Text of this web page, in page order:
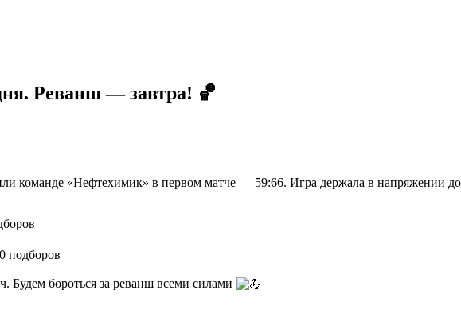
Реванш — завтра! 🏀
команде «Нефтехимик» в первом матче — 59:66. Игра держала в напряжении до
подборов
Будем бороться за реванш всеми силами